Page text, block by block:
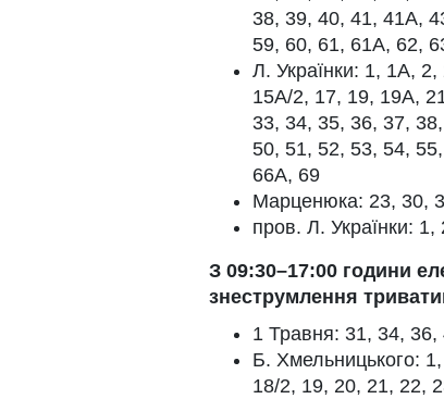
38, 39, 40, 41, 41А,
59, 60, 61, 61А, 62,
Л. Українки: 1, 1А,
15А/2, 17, 19, 19А,
33, 34, 35, 36, 37,
50, 51, 52, 53, 54,
66А, 69
Марценюка: 23, 30,
пров. Л. Українки: 1,
З 09:30–17:00 години
знеструмлення
1 Травня: 31, 34,
Б. Хмельницького:
18/2, 19, 20, 21, 22,